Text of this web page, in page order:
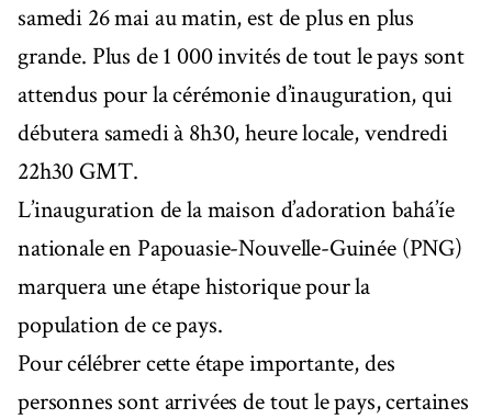
samedi 26 mai au matin, est de plus en plus
grande. Plus de 1 000 invités de tout le pays sont
attendus pour la cérémonie d’inauguration, qui
débutera samedi à 8h30, heure locale, vendredi
22h30 GMT.
L’inauguration de la maison d’adoration bahá’íe
nationale en Papouasie-Nouvelle-Guinée (PNG)
marquera une étape historique pour la
population de ce pays.
Pour célébrer cette étape importante, des
personnes sont arrivées de tout le pays, certaines